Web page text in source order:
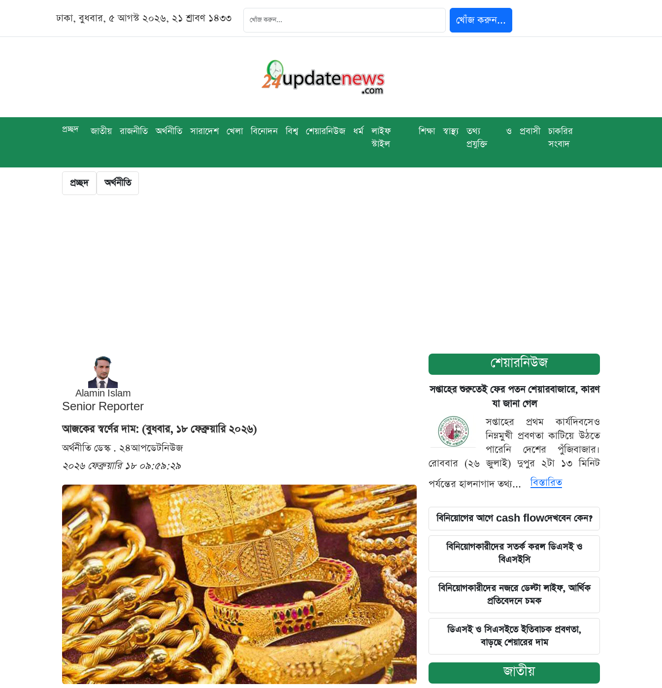
ঢাকা, বুধবার, ৫ আগস্ট ২০২৬, ২১ শ্রাবণ ১৪৩৩ খোঁজ করুন...
প্রচ্ছদ জাতীয় রাজনীতি অর্থনীতি সারাদেশ খেলা বিনোদন বিশ্ব শেয়ারনিউজ ধর্ম
লাইফ
স্টাইল
শিক্ষা স্বাস্থ্য
তথ্য ও
প্রযুক্তি
প্রবাসী
চাকরির
সংবাদ
প্রচ্ছদ অর্থনীতি
Alamin Islam
Senior Reporter
আজকের স্বর্ণের দাম: (বুধবার, ১৮ ফেব্রুয়ারি ২০২৬)
অর্থনীতি ডেস্ক . ২৪আপডেটনিউজ
২০২৬ ফেব্রুয়ারি ১৮ ০৯:৫৯:২৯
শেয়ারনিউজ
সপ্তাহের শুরুতেই ফের পতন শেয়ারবাজারে, কারণ
যা জানা গেল
সপ্তাহের প্রথম কার্যদিবসেও
নিম্নমুখী প্রবণতা কাটিয়ে উঠতে
পারেনি দেশের পুঁজিবাজার।
রোববার (২৬ জুলাই) দুপুর ২টা ১৩ মিনিট
পর্যন্তের হালনাগাদ তথ্য...
বিস্তারিত
বিনিয়োগের আগে cash flowদেখবেন কেন?
বিনিয়োগকারীদের সতর্ক করল ডিএসই ও
বিএসইসি
বিনিয়োগকারীদের নজরে ডেল্টা লাইফ, আর্থিক
প্রতিবেদনে চমক
ডিএসই ও সিএসইতে ইতিবাচক প্রবণতা,
বাড়ছে শেয়ারের দাম
জাতীয়